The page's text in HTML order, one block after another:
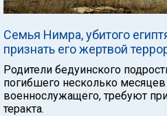
Семья Нимра, убитого
признать его жертвой
Родители бедуинского
погибшего несколько месяцев
военнослужащего, требуют
теракта.